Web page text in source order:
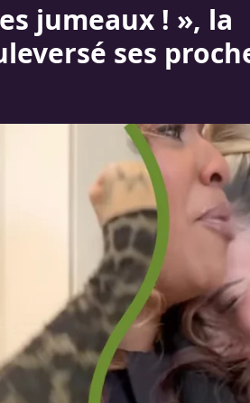
jumeaux ! », la
ses